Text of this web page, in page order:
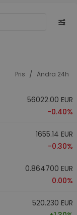
Pris / Ändra 24h
56022.00 EUR
-0.40%
1655.14 EUR
-0.30%
0.864700 EUR
0.00%
520.230 EUR